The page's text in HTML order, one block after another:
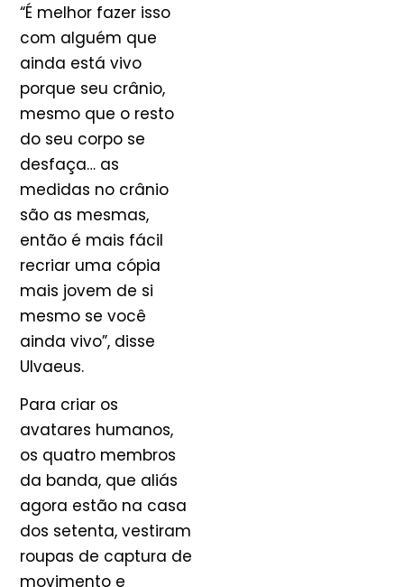
“É melhor fazer isso
com alguém que
ainda está vivo
porque seu crânio,
mesmo que o resto
do seu corpo se
desfaça… as
medidas no crânio
são as mesmas,
então é mais fácil
recriar uma cópia
mais jovem de si
mesmo se você
ainda vivo”, disse
Ulvaeus.
Para criar os
avatares humanos,
os quatro membros
da banda, que aliás
agora estão na casa
dos setenta, vestiram
roupas de captura de
movimento e